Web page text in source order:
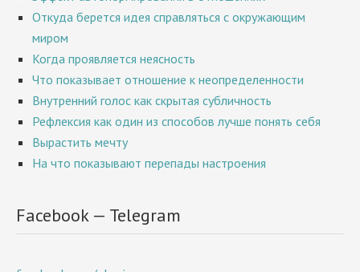
Откуда берется идея справляться с окружающим
миром
Когда проявляется неясность
Что показывает отношение к неопределенности
Внутренний голос как скрытая субличность
Рефлексия как один из способов лучше понять себя
Вырастить мечту
На что показывают перепады настроения
Facebook — Telegram